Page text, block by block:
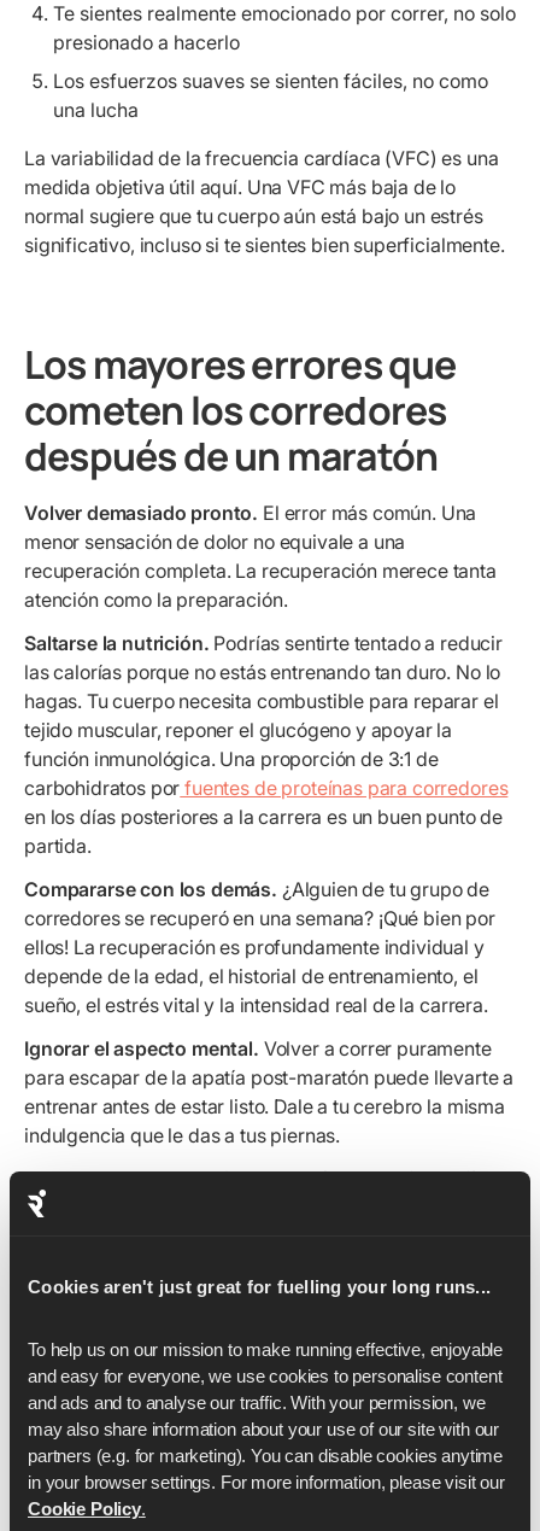
Cookies aren't just great for fuelling your long runs...
To help us on our mission to make running effective, enjoyable
and easy for everyone, we use cookies to personalise content
and ads and to analyse our traffic. With your permission, we
may also share information about your use of our site with our
partners (e.g. for marketing). You can disable cookies anytime
in your browser settings. For more information, please visit our
Cookie Policy.
Te sientes realmente emocionado por correr, no solo
presionado a hacerlo
Los esfuerzos suaves se sienten fáciles, no como
una lucha
La variabilidad de la frecuencia cardíaca (VFC) es una
medida objetiva útil aquí. Una VFC más baja de lo
normal sugiere que tu cuerpo aún está bajo un estrés
significativo, incluso si te sientes bien superficialmente.
Los mayores errores que
cometen los corredores
después de un maratón
Volver demasiado pronto. El error más común. Una
menor sensación de dolor no equivale a una
recuperación completa. La recuperación merece tanta
atención como la preparación.
Saltarse la nutrición. Podrías sentirte tentado a reducir
las calorías porque no estás entrenando tan duro. No lo
hagas. Tu cuerpo necesita combustible para reparar el
tejido muscular, reponer el glucógeno y apoyar la
función inmunológica. Una proporción de 3:1 de
carbohidratos por fuentes de proteínas para corredores
en los días posteriores a la carrera es un buen punto de
partida.
Compararse con los demás. ¿Alguien de tu grupo de
corredores se recuperó en una semana? ¡Qué bien por
ellos! La recuperación es profundamente individual y
depende de la edad, el historial de entrenamiento, el
sueño, el estrés vital y la intensidad real de la carrera.
Ignorar el aspecto mental. Volver a correr puramente
para escapar de la apatía post-maratón puede llevarte a
entrenar antes de estar listo. Dale a tu cerebro la misma
indulgencia que le das a tus piernas.
Temer el desentrenamiento.La pérdida de forma física
en dos a cuatro semanas de descanso es mínima y se
semanas recuperó la forma física cardiovascular en las
tiempo adecuado para recuperarse protege tu carrera a
largo plazo mucho más que un regreso apresurado.
Cómo recuperarse de